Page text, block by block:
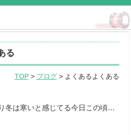
る
TOP> ブログ> よくあるよくある
冬は寒いと感じてる今日この頃…